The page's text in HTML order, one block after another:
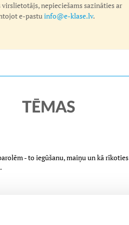
virslietotājs, nepieciešams sazināties ar
e-pastuinfo@e-klase.lv.
TĒMAS
- to iegūšanu, maiņu un kā rīkoties